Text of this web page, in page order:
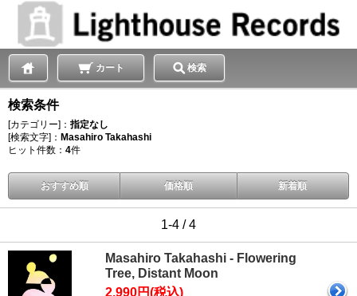
カート 検索
検索条件
[カテゴリー]： 指定なし
[検索文字]： Masahiro Takahashi
ヒット件数： 4件
おすすめ順 価格順 新着順
1-4 / 4
Masahiro Takahashi - Flowering
Tree, Distant Moon
2,990円(税込)